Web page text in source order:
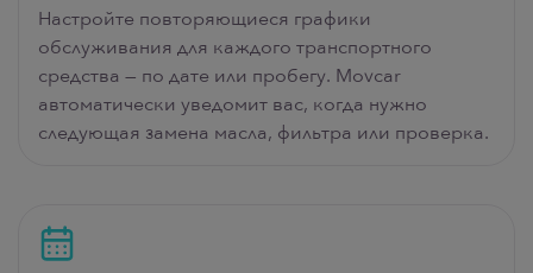
Настройте повторяющиеся графики
обслуживания для каждого транспортного
средства — по дате или пробегу. Movcar
автоматически уведомит вас, когда нужно
следующая замена масла, фильтра или проверка.